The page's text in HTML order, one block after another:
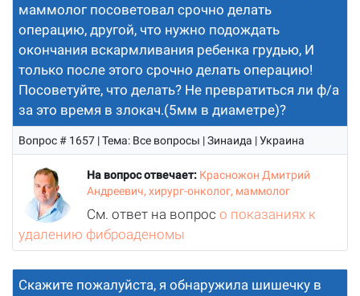
маммолог посоветовал срочно делать
операцию, другой, что нужно подождать
окончания вскармливания ребенка грудью, И
только после этого срочно делать операцию!
Посоветуйте, что делать? Не превратиться ли ф/а
за это время в злокач.(5мм в диаметре)?
Вопрос # 1657 | Тема: Все вопросы | Зинаида | Украина
На вопрос отвечает: Красножон Дмитрий
Андреевич, хирург-онколог, маммолог
См. ответ на вопрос о показаниях к
удалению фиброаденомы
Скажите пожалуйста, я обнаружила шишечку в